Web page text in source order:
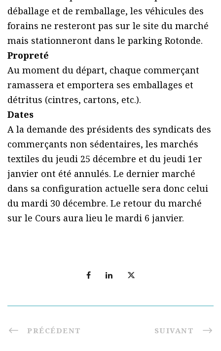
déballage et de remballage, les véhicules des
forains ne resteront pas sur le site du marché
mais stationneront dans le parking Rotonde.
Propreté
Au moment du départ, chaque commerçant
ramassera et emportera ses emballages et
détritus (cintres, cartons, etc.).
Dates
A la demande des présidents des syndicats des
commerçants non sédentaires, les marchés
textiles du jeudi 25 décembre et du jeudi 1er
janvier ont été annulés. Le dernier marché
dans sa configuration actuelle sera donc celui
du mardi 30 décembre. Le retour du marché
sur le Cours aura lieu le mardi 6 janvier.
PRÉCÉDENT SUIVANT